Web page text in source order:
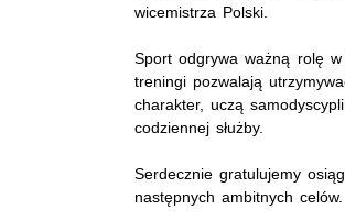
wicemistrza Polski.
Sport odgrywa ważną rolę
treningi pozwalają
charakter, uczą
codziennej służby.
Serdecznie gratulujemy
następnych ambitnych celów.